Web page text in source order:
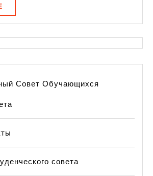
ПОДРОБНЕЕ
Совет Обучающихся
совета